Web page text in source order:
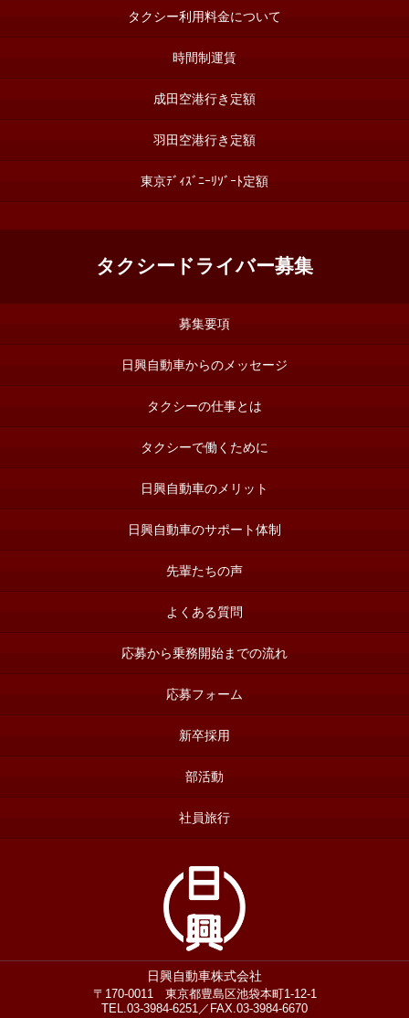
タクシー利用料金について
時間制運賃
成田空港行き定額
羽田空港行き定額
東京ﾃﾞｨｽﾞﾆｰﾘｿﾞｰﾄ定額
タクシードライバー募集
募集要項
日興自動車からのメッセージ
タクシーの仕事とは
タクシーで働くために
日興自動車のメリット
日興自動車のサポート体制
先輩たちの声
よくある質問
応募から乗務開始までの流れ
応募フォーム
新卒採用
部活動
社員旅行
日興自動車株式会社
〒170-0011 東京都豊島区池袋本町1-12-1
TEL.03-3984-6251／FAX.03-3984-6670